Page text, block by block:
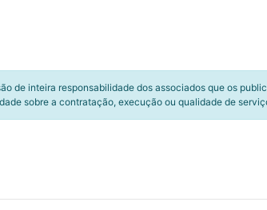
de inteira responsabilidade dos associados que os
sobre a contratação, execução ou qualidade de